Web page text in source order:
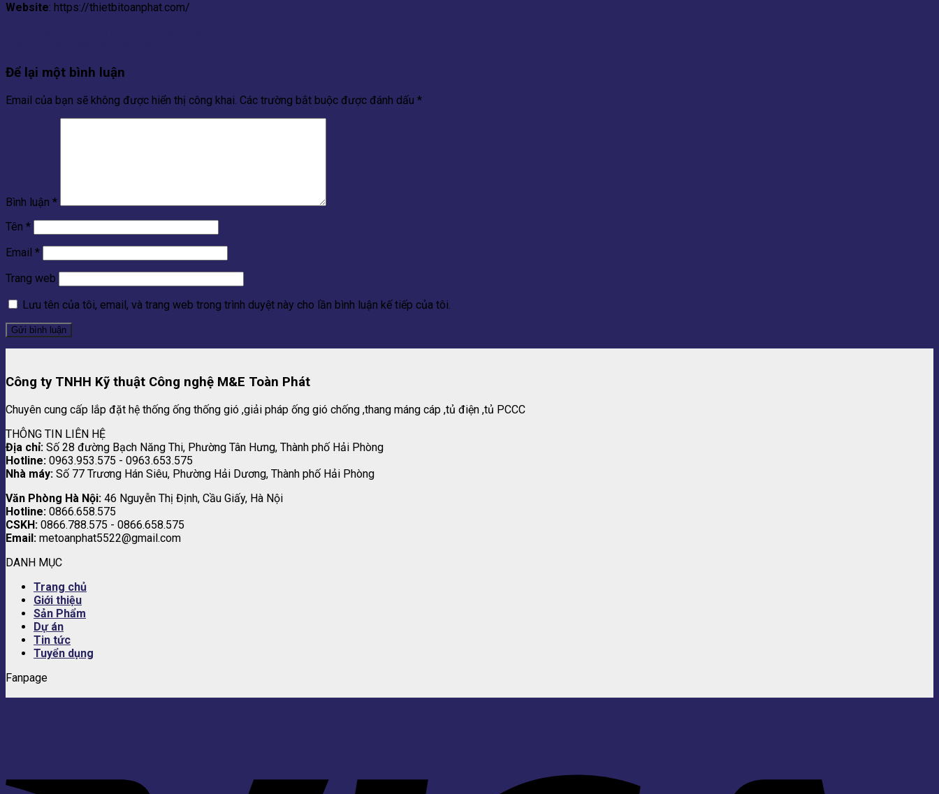
Website: https://thietbitoanphat.com/
Để lại một bình luận
Email của bạn sẽ không được hiển thị công khai. Các trường bắt buộc được đánh dấu *
Bình luận *
Tên *
Email *
Trang web
Lưu tên của tôi, email, và trang web trong trình duyệt này cho lần bình luận kế tiếp của tôi.
Công ty TNHH Kỹ thuật Công nghệ M&E Toàn Phát
Chuyên cung cấp lắp đặt hệ thống ống thống gió ,giải pháp ống gió chống ,thang máng cáp ,tủ điện ,tủ PCCC
THÔNG TIN LIÊN HỆ
Địa chỉ: Số 28 đường Bạch Năng Thi, Phường Tân Hưng, Thành phố Hải Phòng
Hotline: 0963.953.575 - 0963.653.575
Nhà máy: Số 77 Trương Hán Siêu, Phường Hải Dương, Thành phố Hải Phòng
Văn Phòng Hà Nội: 46 Nguyễn Thị Định, Cầu Giấy, Hà Nội
Hotline: 0866.658.575
CSKH: 0866.788.575 - 0866.658.575
Email: metoanphat5522@gmail.com
DANH MỤC
Trang chủ
Giới thiệu
Sản Phẩm
Dự án
Tin tức
Tuyển dụng
Fanpage